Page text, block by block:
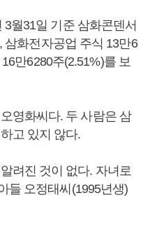
월31일 기준 삼화콘덴서
삼화전자공업 주식 13만6
만6280주(2.51%)를 보
영화씨다. 두 사람은 삼
고 있지 않다.
려진 것이 없다. 자녀로
들 오정태씨(1995년생)